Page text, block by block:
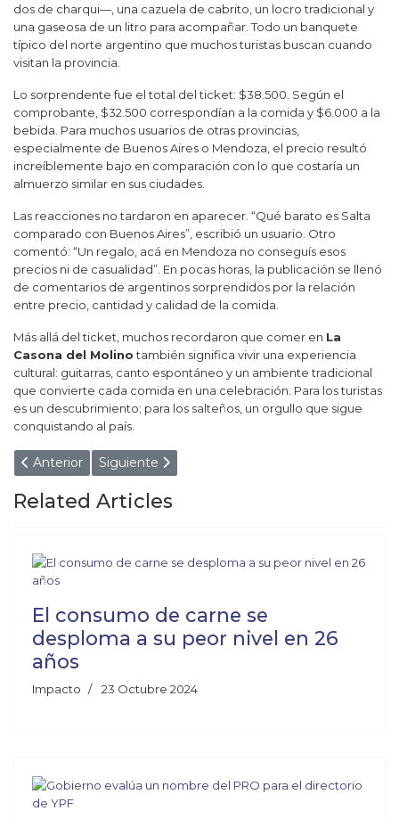
dos de charqui—, una cazuela de cabrito, un locro tradicional y
una gaseosa de un litro para acompañar. Todo un banquete
típico del norte argentino que muchos turistas buscan cuando
visitan la provincia.
Lo sorprendente fue el total del ticket: $38.500. Según el
comprobante, $32.500 correspondían a la comida y $6.000 a la
bebida. Para muchos usuarios de otras provincias,
especialmente de Buenos Aires o Mendoza, el precio resultó
increíblemente bajo en comparación con lo que costaría un
almuerzo similar en sus ciudades.
Las reacciones no tardaron en aparecer. “Qué barato es Salta
comparado con Buenos Aires”, escribió un usuario. Otro
comentó: “Un regalo, acá en Mendoza no conseguís esos
precios ni de casualidad”. En pocas horas, la publicación se llenó
de comentarios de argentinos sorprendidos por la relación
entre precio, cantidad y calidad de la comida.
Más allá del ticket, muchos recordaron que comer en La
Casona del Molinotambién significa vivir una experiencia
cultural: guitarras, canto espontáneo y un ambiente tradicional
que convierte cada comida en una celebración. Para los turistas
es un descubrimiento; para los salteños, un orgullo que sigue
conquistando al país.
Artículo anterior: ¡FRENÁNDOLE EL CARRO A CHINA!
Anterior Artículo siguiente: ¡BATALLA JUDICIAL! LA
Siguiente
Related Articles
El consumo de carne se
desploma a su peor nivel en 26
años
Impacto 23 Octubre 2024